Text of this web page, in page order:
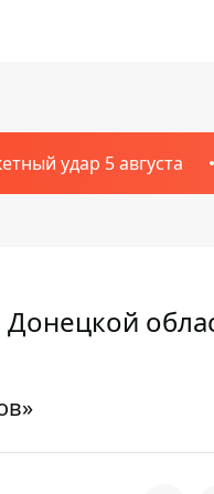
удар 5 августа
Донецкой